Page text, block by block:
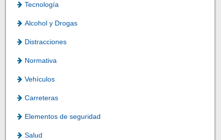
Tecnología
Alcohol y Drogas
Distracciones
Normativa
Vehículos
Carreteras
Elementos de seguridad
Salud